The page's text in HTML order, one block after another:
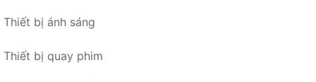
Thiết bị ánh sáng
Thiết bị quay phim